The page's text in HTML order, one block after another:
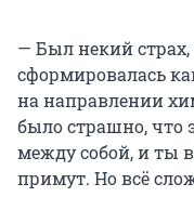
— Был некий
сформировалась
на направлении
было страшно, что
между собой, и ты
примут. Но всё